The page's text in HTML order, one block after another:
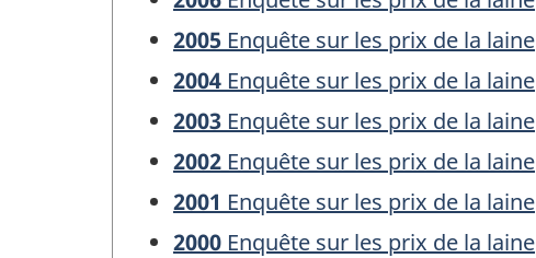
2005 Enquête sur les prix de la laine
2004 Enquête sur les prix de la laine
2003 Enquête sur les prix de la laine
2002 Enquête sur les prix de la laine
2001 Enquête sur les prix de la laine
2000 Enquête sur les prix de la laine